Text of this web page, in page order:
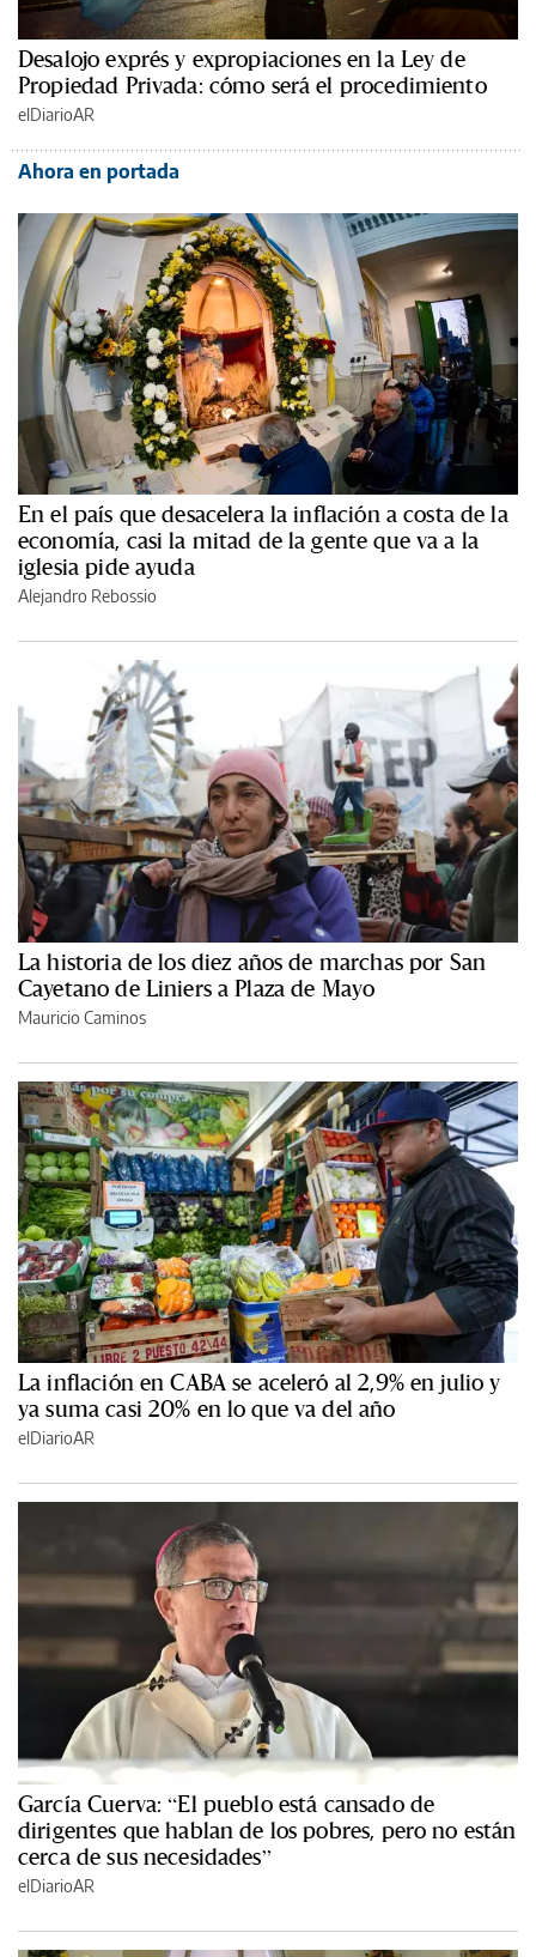
Desalojo exprés y expropiaciones en la Ley de
Propiedad Privada: cómo será el procedimiento
elDiarioAR
Ahora en portada
En el país que desacelera la inflación a costa de la
economía, casi la mitad de la gente que va a la
iglesia pide ayuda
Alejandro Rebossio
La historia de los diez años de marchas por San
Cayetano de Liniers a Plaza de Mayo
Mauricio Caminos
La inflación en CABA se aceleró al 2,9% en julio y
ya suma casi 20% en lo que va del año
elDiarioAR
García Cuerva: “El pueblo está cansado de
dirigentes que hablan de los pobres, pero no están
cerca de sus necesidades”
elDiarioAR